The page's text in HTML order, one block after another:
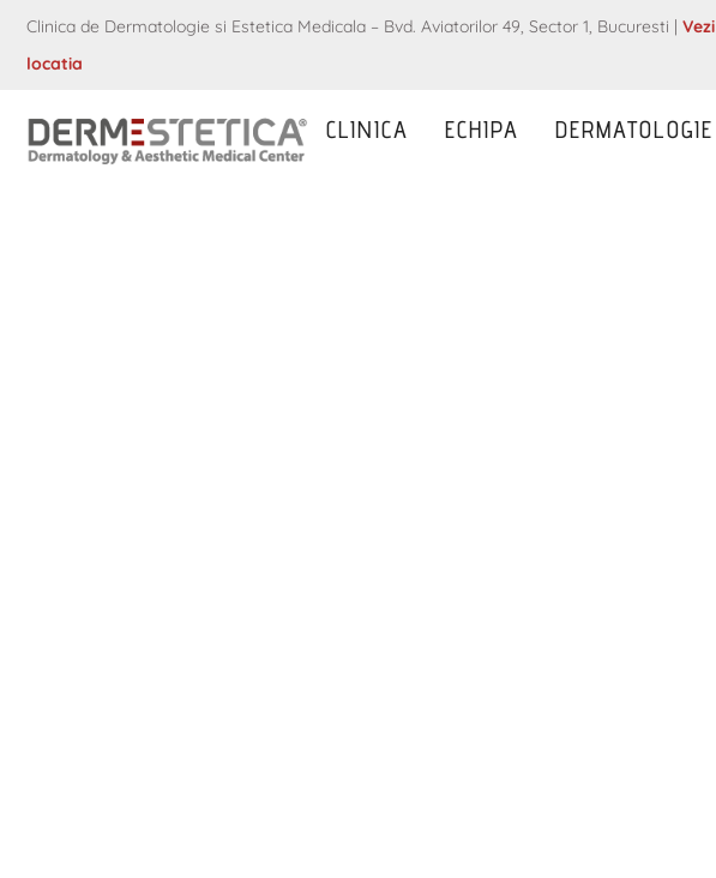
Clinica de Dermatologie si Estetica Medicala – Bvd. Aviatorilor 49, Sector 1, Bucuresti | Vezi
locatia
CLINICA ECHIPA DERMATOLOGIE